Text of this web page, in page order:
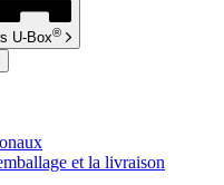
U-Box®
et la livraison